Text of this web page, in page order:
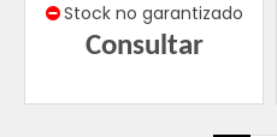
Stock no garantizado
Consultar